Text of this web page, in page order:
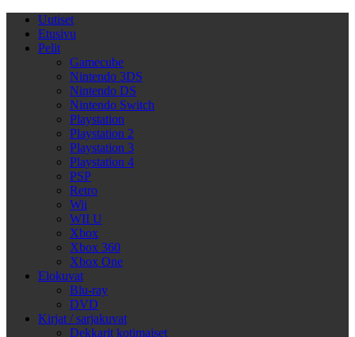
Uutiset
Etusivu
Pelit
Gamecube
Nintendo 3DS
Nintendo DS
Nintendo Switch
Playstation
Playstation 2
Playstation 3
Playstation 4
PSP
Retro
Wii
WII U
Xbox
Xbox 360
Xbox One
Elokuvat
Blu-ray
DVD
Kirjat / sarjakuvat
Dekkarit kotimaiset